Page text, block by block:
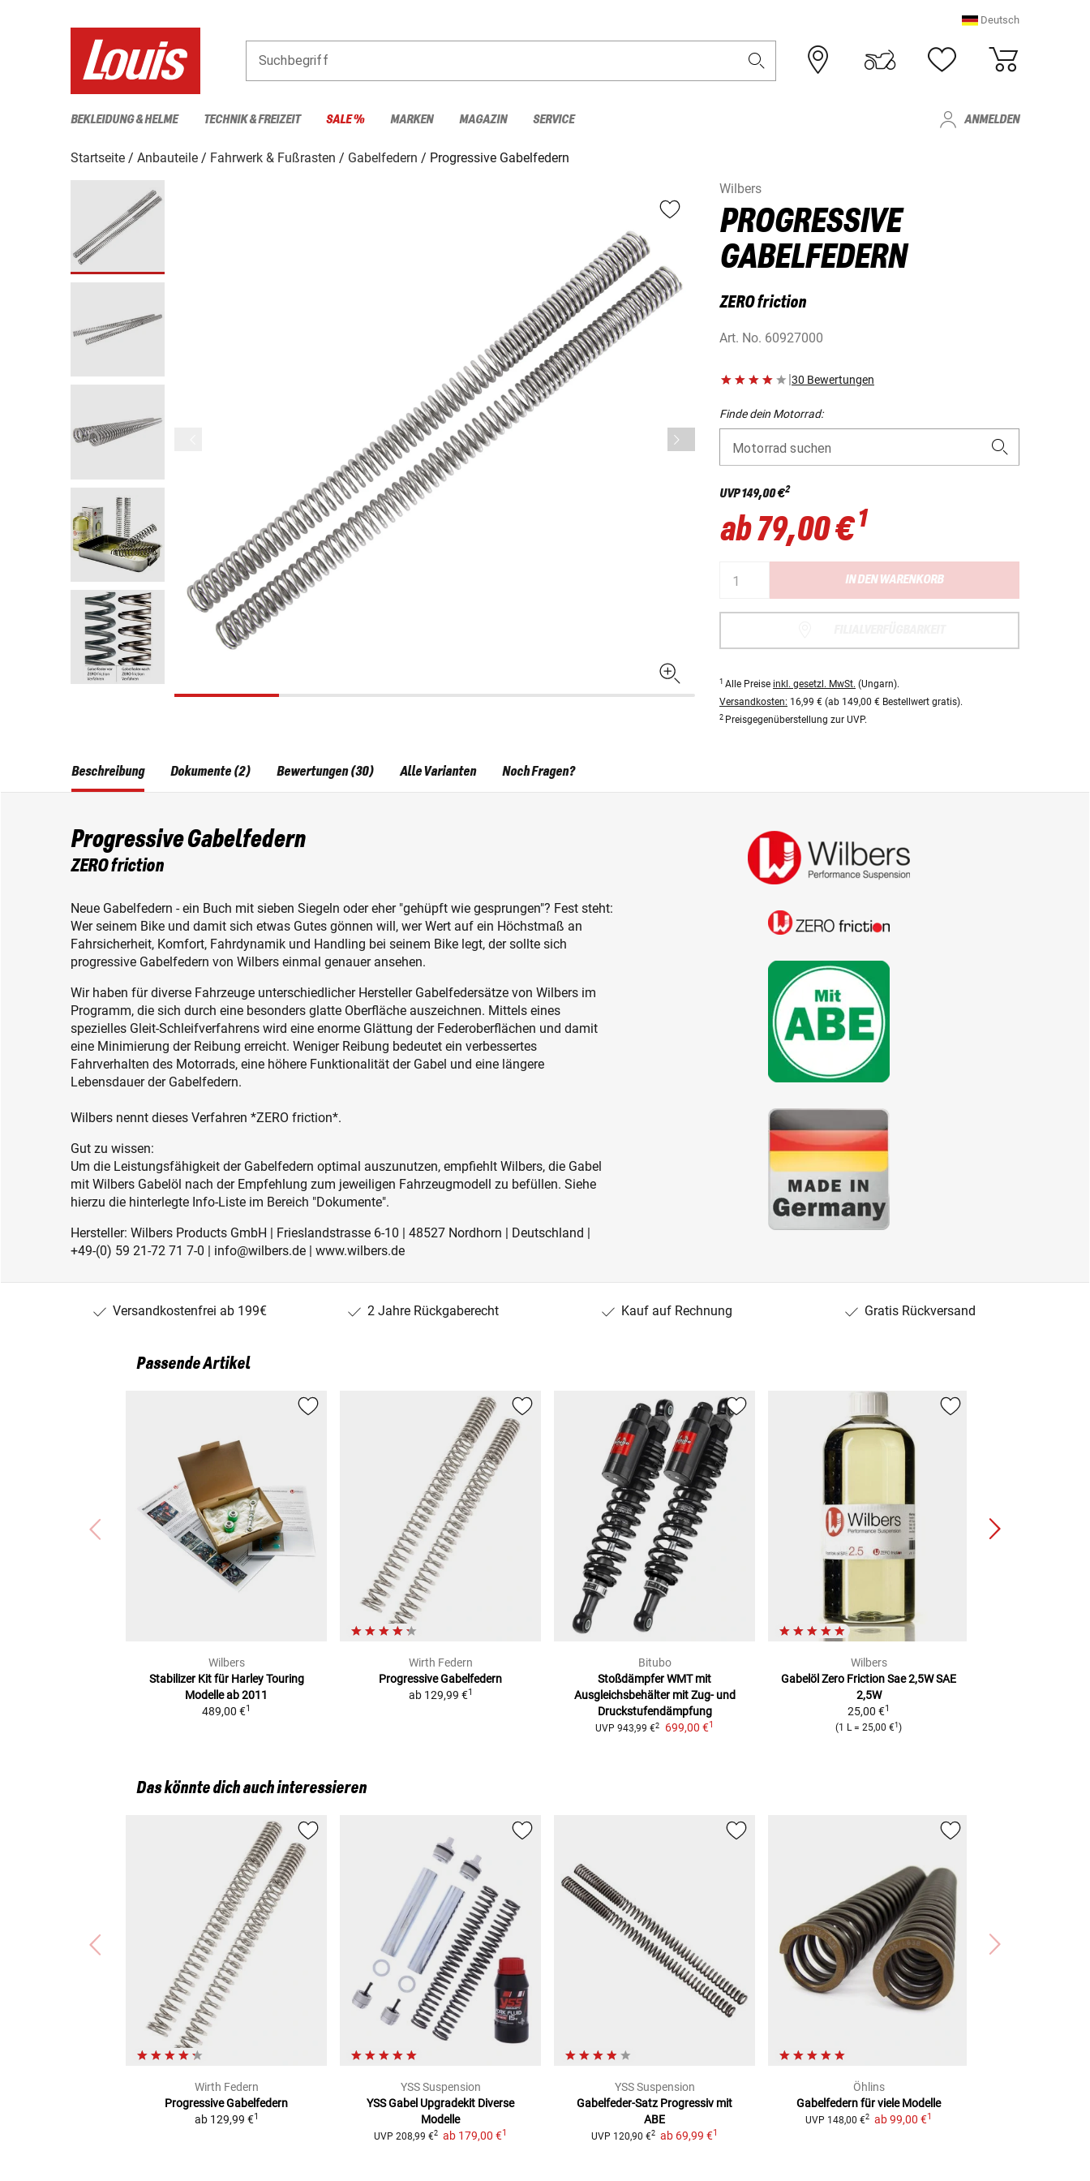
Deutsch
Suchbegriff
BEKLEIDUNG & HELME TECHNIK & FREIZEIT SALE % MARKEN MAGAZIN SERVICE ANMELDEN
Startseite Anbauteile Fahrwerk & Fußrasten Gabelfedern
Progressive Gabelfedern
Wilbers
PROGRESSIVE
GABELFEDERN
ZERO friction
Art. No. 60927000
|30 Bewertungen
Finde dein Motorrad:
Motorrad suchen
UVP149,00 €2
ab79,00 €1
IN DEN WARENKORB
1 Alle Preise inkl. gesetzl. MwSt. (Ungarn).
Versandkosten: 16,99 € (ab 149,00 € Bestellwert gratis).
2 Preisgegenüberstellung zur UVP.
Beschreibung
Progressive Gabelfedern
ZERO friction
Neue Gabelfedern - ein Buch mit sieben Siegeln oder eher "gehüpft wie gesprungen"? Fest steht:
Wer seinem Bike und damit sich etwas Gutes gönnen will, wer Wert auf ein Höchstmaß an
Fahrsicherheit, Komfort, Fahrdynamik und Handling bei seinem Bike legt, der sollte sich
progressive Gabelfedern von Wilbers einmal genauer ansehen.
Wir haben für diverse Fahrzeuge unterschiedlicher Hersteller Gabelfedersätze von Wilbers im
Programm, die sich durch eine besonders glatte Oberfläche auszeichnen. Mittels eines
spezielles Gleit-Schleifverfahrens wird eine enorme Glättung der Federoberflächen und damit
eine Minimierung der Reibung erreicht. Weniger Reibung bedeutet ein verbessertes
Fahrverhalten des Motorrads, eine höhere Funktionalität der Gabel und eine längere
Lebensdauer der Gabelfedern.
Wilbers nennt dieses Verfahren *ZERO friction*.
Gut zu wissen:
Um die Leistungsfähigkeit der Gabelfedern optimal auszunutzen, empfiehlt Wilbers, die Gabel
mit Wilbers Gabelöl nach der Empfehlung zum jeweiligen Fahrzeugmodell zu befüllen. Siehe
hierzu die hinterlegte Info-Liste im Bereich "Dokumente".
Hersteller: Wilbers Products GmbH | Frieslandstrasse 6-10 | 48527 Nordhorn | Deutschland |
+49-(0) 59 21-72 71 7-0 | info@wilbers.de | www.wilbers.de
Dokumente (2) Bewertungen (30) Alle Varianten Noch Fragen?
Versandkostenfrei ab 199€ 2 Jahre Rückgaberecht Kauf auf Rechnung Gratis Rückversand
Passende Artikel
Wilbers
Stabilizer Kit für Harley Touring
Modelle ab 2011
489,00 €1
Wirth Federn
Progressive Gabelfedern
ab 129,99 €1
Bitubo
Stoßdämpfer WMT mit
Ausgleichsbehälter mit Zug- und
Druckstufendämpfung
UVP 943,99 €2 699,00 €1
Wilbers
Gabelöl Zero Friction Sae 2,5WSAE
2,5W
25,00 €1
(1 L= 25,00 €1 )
Das könnte dich auch interessieren
Wirth Federn
Progressive Gabelfedern
ab 129,99 €1
YSS Suspension
YSS Gabel Upgradekit Diverse
Modelle
UVP 208,99 €2 ab 179,00 €1
YSS Suspension
Gabelfeder-Satz Progressiv mit
ABE
UVP 120,90 €2 ab 69,99 €1
Öhlins
Gabelfedernfür viele Modelle
UVP 148,00 €2 ab99,00 €1